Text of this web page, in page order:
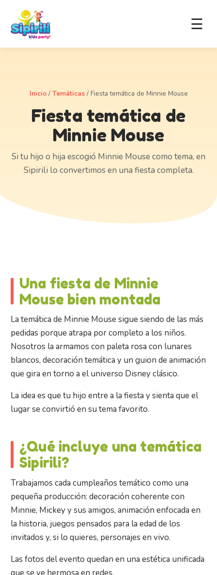
☰
Inicio/ Temáticas/ Fiesta temática de Minnie Mouse
Fiesta temática de
Minnie Mouse
Si tu hijo o hija escogió Minnie Mouse como tema, en
Sipirili lo convertimos en una fiesta completa.
Una fiesta de Minnie
Mouse bien montada
La temática de Minnie Mouse sigue siendo de las más
pedidas porque atrapa por completo a los niños.
Nosotros la armamos con paleta rosa con lunares
blancos, decoración temática y un guion de animación
que gira en torno a el universo Disney clásico.
La idea es que tu hijo entre a la fiesta y sienta que el
lugar se convirtió en su tema favorito.
¿Qué incluye una temática
Sipirili?
Trabajamos cada cumpleaños temático como una
pequeña producción: decoración coherente con
Minnie, Mickey y sus amigos, animación enfocada en
la historia, juegos pensados para la edad de los
invitados y, si lo quieres, personajes en vivo.
Las fotos del evento quedan en una estética unificada
que se ve hermosa en redes.